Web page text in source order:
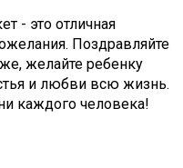
- это отличная
Поздравляйте
желайте ребенку
и любви всю жизнь.
каждого человека!